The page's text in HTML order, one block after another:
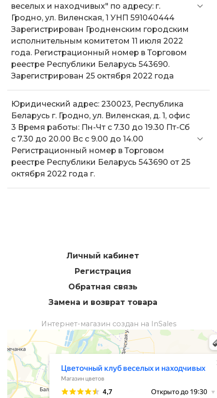
веселых и находчивых" по адресу: г.
Гродно, ул. Виленская, 1 УНП 591040444
Зарегистрирован Гродненским городским
исполнительным комитетом 11 июля 2022
года. Регистрационный номер в Торговом
реестре Республики Беларусь 543690.
Зарегистрирован 25 октября 2022 года
Юридический адрес: 230023, Республика
Беларусь г. Гродно, ул. Виленская, д. 1, офис
3 Время работы: Пн-Чт с 7.30 до 19.30 Пт-Сб
с 7.30 до 20.00 Вс с 9.00 до 14.00
Регистрационный номер в Торговом
реестре Республики Беларусь 543690 от 25
октября 2022 года г.
Личный кабинет
Регистрация
Обратная связь
Замена и возврат товара
Интернет-магазин создан на InSales